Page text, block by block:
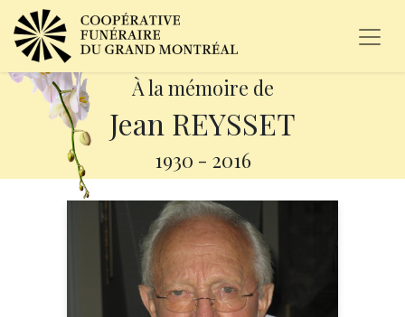
À la mémoire de
Jean REYSSET
1930 - 2016